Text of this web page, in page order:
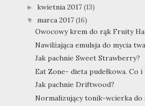
► kwietnia 2017 (13)
▼ marca 2017 (16)
Owocowy krem do rąk Fruity
Nawilżająca emulsja do mycia
Jak pachnie Sweet Strawberry?
Eat Zone- dieta pudełkowa. Co i
Jak pachnie Driftwood?
Normalizujący tonik-wcierka do